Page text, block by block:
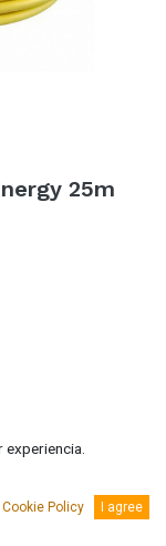
25m
Cookie Policy I agree